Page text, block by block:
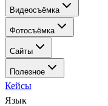
Видеосъёмка
Фотосъёмка
Сайты
Полезное
Кейсы
Язык